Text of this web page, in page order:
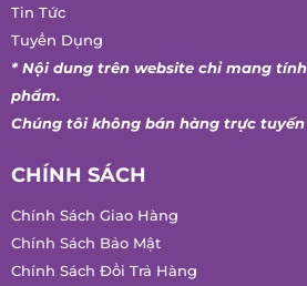
Liên Hệ
Giới Thiệu
Chăm Sóc Khách Hàng
Tin Tức
Tuyển Dụng
phẩm.
Chúng tôi không bán hàng trực tuyến !
CHÍNH SÁCH